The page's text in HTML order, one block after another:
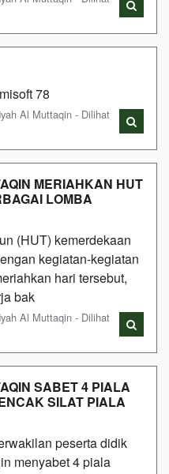
78
Al Muttaqin - Dilihat
MERIAHKAN HUT
LOMBA
(HUT) kemerdekaan
kegiatan-kegiatan
hari tersebut,
bak
Al Muttaqin - Dilihat
SABET 4 PIALA
SILAT PIALA
peserta didik
menyabet 4 piala